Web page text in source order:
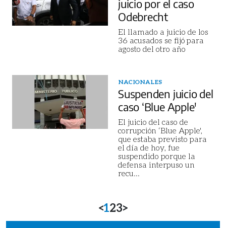
juicio por el caso
Odebrecht
El llamado a juicio de los
36 acusados se fijó para
agosto del otro año
NACIONALES
Suspenden juicio del
caso ‘Blue Apple'
El juicio del caso de
corrupción ‘Blue Apple',
que estaba previsto para
el día de hoy, fue
suspendido porque la
defensa interpuso un
recu...
<123>